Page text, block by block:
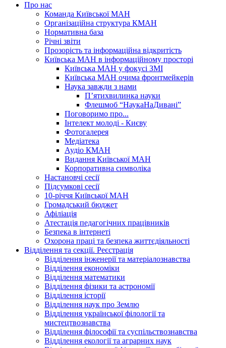
Про нас
Команда Київської МАН
Організаційна структура КМАН
Нормативна база
Річні звіти
Прозорість та інформаційна відкритість
Київська МАН в інформаційному просторі
Київська МАН у фокусі ЗМІ
Київська МАН очима фронтмейкерів
Наука завжди з нами
П’ятихвилинка науки
Флешмоб “НаукаНаДивані”
Поговоримо про...
Інтелект молоді - Києву
Фотогалерея
Медіатека
Аудіо КМАН
Видання Київської МАН
Корпоративна символіка
Настановчі сесії
Підсумкові сесії
10-річчя Київської МАН
Громадський бюджет
Афіліація
Атестація педагогічних працівників
Безпека в інтернеті
Охорона праці та безпека життєдіяльності
Відділення та секції. Реєстрація
Відділення інженерії та матеріалознавства
Відділення економіки
Відділення математики
Відділення фізики та астрономії
Відділення історії
Відділення наук про Землю
Відділення української філології та
мистецтвознавства
Відділення філософії та суспільствознавства
Відділення екології та аграрних наук